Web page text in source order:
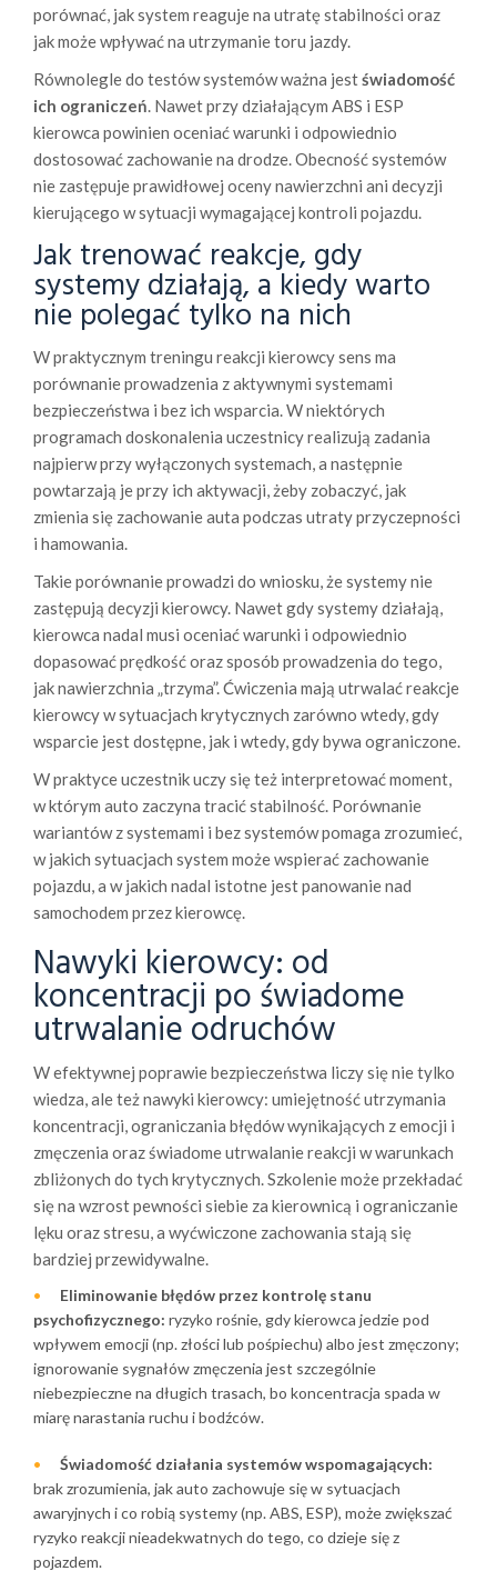
porównać, jak system reaguje na utratę stabilności oraz
jak może wpływać na utrzymanie toru jazdy.
Równolegle do testów systemów ważna jestświadomość
ich ograniczeń. Nawet przy działającym ABS i ESP
kierowca powinien oceniać warunki i odpowiednio
dostosować zachowanie na drodze. Obecność systemów
nie zastępuje prawidłowej oceny nawierzchni ani decyzji
kierującego w sytuacji wymagającej kontroli pojazdu.
Jak trenować reakcje, gdy
systemy działają, a kiedy warto
nie polegać tylko na nich
W praktycznym treningu reakcji kierowcy sens ma
porównanie prowadzenia z aktywnymi systemami
bezpieczeństwa i bez ich wsparcia. W niektórych
programach doskonalenia uczestnicy realizują zadania
najpierw przy wyłączonych systemach, a następnie
powtarzają je przy ich aktywacji, żeby zobaczyć, jak
zmienia się zachowanie auta podczas utraty przyczepności
i hamowania.
Takie porównanie prowadzi do wniosku, że systemy nie
zastępują decyzji kierowcy. Nawet gdy systemy działają,
kierowca nadal musi oceniać warunki i odpowiednio
dopasować prędkość oraz sposób prowadzenia do tego,
jak nawierzchnia „trzyma”. Ćwiczenia mają utrwalać reakcje
kierowcy w sytuacjach krytycznych zarówno wtedy, gdy
wsparcie jest dostępne, jak i wtedy, gdy bywa ograniczone.
W praktyce uczestnik uczy się też interpretować moment,
w którym auto zaczyna tracić stabilność. Porównanie
wariantów z systemami i bez systemów pomaga zrozumieć,
w jakich sytuacjach system może wspierać zachowanie
pojazdu, a w jakich nadal istotne jest panowanie nad
samochodem przez kierowcę.
Nawyki kierowcy: od
koncentracji po świadome
utrwalanie odruchów
W efektywnej poprawie bezpieczeństwa liczy się nie tylko
wiedza, ale też nawyki kierowcy: umiejętność utrzymania
koncentracji, ograniczania błędów wynikających z emocji i
zmęczenia oraz świadome utrwalanie reakcji w warunkach
zbliżonych do tych krytycznych. Szkolenie może przekładać
się na wzrost pewności siebie za kierownicą i ograniczanie
lęku oraz stresu, a wyćwiczone zachowania stają się
bardziej przewidywalne.
Eliminowanie błędów przez kontrolę stanu
psychofizycznego: ryzyko rośnie, gdy kierowca jedzie pod
wpływem emocji (np. złości lub pośpiechu) albo jest zmęczony;
ignorowanie sygnałów zmęczenia jest szczególnie
niebezpieczne na długich trasach, bo koncentracja spada w
miarę narastania ruchu i bodźców.
Świadomość działania systemów wspomagających:
brak zrozumienia, jak auto zachowuje się w sytuacjach
awaryjnych i co robią systemy (np. ABS, ESP), może zwiększać
ryzyko reakcji nieadekwatnych do tego, co dzieje się z
pojazdem.